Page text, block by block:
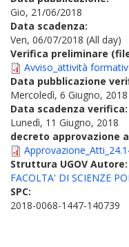
Gio, 21/06/2018
Data scadenza:
Ven, 06/07/2018 (All day)
Verifica preliminare
Avviso_attività
Data pubblicazione
Mercoledì, 6 Giugno, 2018
Data scadenza verifica:
Lunedì, 11 Giugno, 2018
decreto approvazione
Struttura UGOV Autore:
FACOLTA' DI SCIENZE
SPC:
2018-0068-1447-140739